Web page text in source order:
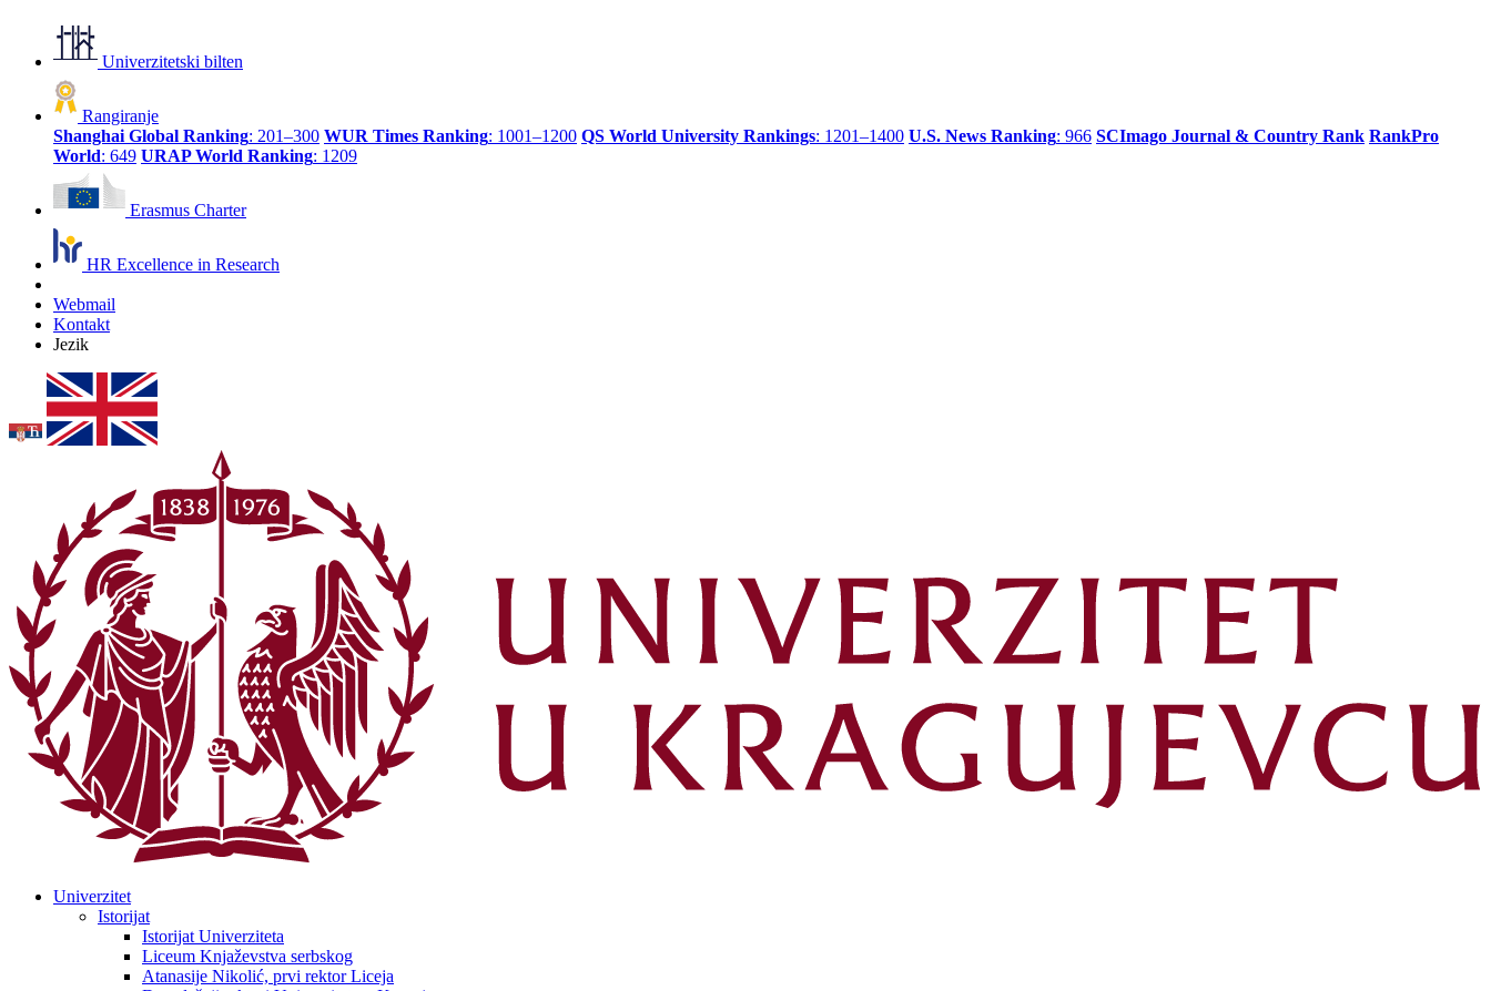
Univerzitetski bilten
Rangiranje
Shanghai Global Ranking: 201–300 WUR Times Ranking: 1001–1200 QS World University Rankings: 1201–1400 U.S. News Ranking: 966 SCImago Journal & Country Rank RankPro
World: 649 URAP World Ranking: 1209
Erasmus Charter
HR Excellence in Research
Webmail
Kontakt
Jezik
Univerzitet
Istorijat
Istorijat Univerziteta
Liceum Knjaževstva serbskog
Atanasije Nikolić, prvi rektor Liceja